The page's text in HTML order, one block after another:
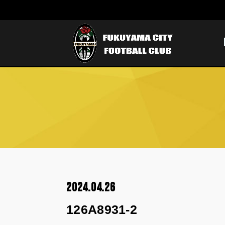
2024.04.26
126A8931-2